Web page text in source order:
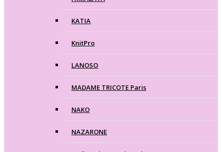
KATIA
KnitPro
LANOSO
MADAME TRICOTE Paris
NAKO
NAZARONE